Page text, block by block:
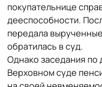
покупательнице
дееспособности.
передала
обратилась в суд.
Однако заседания по
Верховном суде